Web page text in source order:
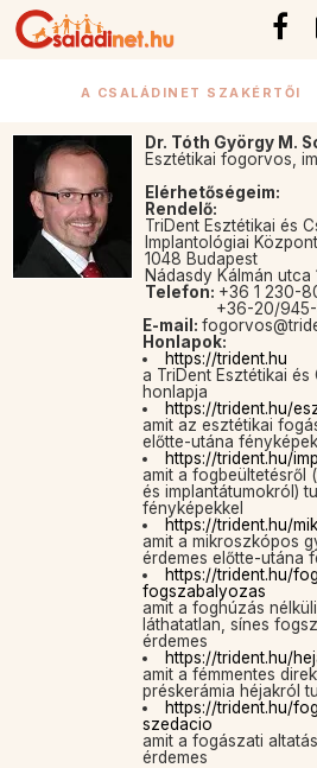
A CSALÁDINET SZAKÉRTŐI
Dr. Tóth György M.
Esztétikai fogorvos,
Elérhetőségeim:
Rendelő:
TriDent Esztétikai és
Implantológiai Központ
1048 Budapest
Nádasdy Kálmán utca
Telefon: +36 1 230-
+36-20/945-
E-mail:
Honlapok:
https://trident.hu
a TriDent Esztétikai
honlapja
https://trident.hu/
amit az esztétikai
előtte-utána
https://trident.hu/
amit a fogbeültetésről
és implantátumokról)
fényképekkel
https://trident.hu/
amit a mikroszkópos
érdemes előtte-utána
https://trident.hu/
fogszabalyozas
amit a foghúzás
láthatatlan, sínes
érdemes
https://trident.hu/
amit a fémmentes
préskerámia héjakról
https://trident.hu/
szedacio
amit a fogászati
érdemes